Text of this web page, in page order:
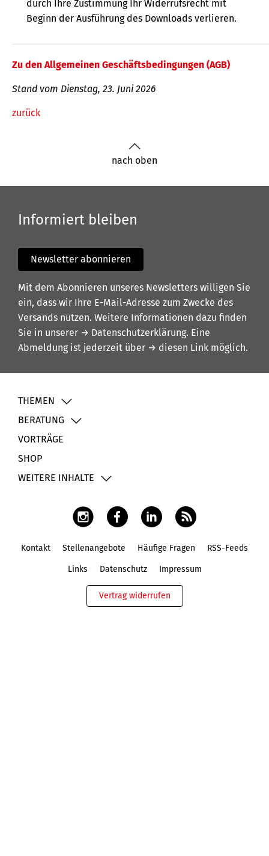
durch Ihre Zustimmung Ihr Widerrufsrecht mit
Beginn der Ausführung des Downloads verlieren.
Zu den Allgemeinen Geschäftsbedingungen (AGB)
Stand vom Dienstag, 23. Juni 2026
zurück
nach oben
Informiert bleiben
Newsletter abonnieren
Mit dem Abonnieren unseres Newsletters willigen Sie
ein, dass wir Ihre E-Mail-Adresse zum Zwecke des
Versands nutzen. Weitere Informationen dazu finden
Sie in unserer → Datenschutzerklärung. Eine
Abmeldung ist jederzeit über → diesen Link möglich.
THEMEN
BERATUNG
VORTRÄGE
SHOP
WEITERE INHALTE
Kontakt Stellenangebote Häufige Fragen RSS-Feeds
Links Datenschutz Impressum
Vertrag widerrufen